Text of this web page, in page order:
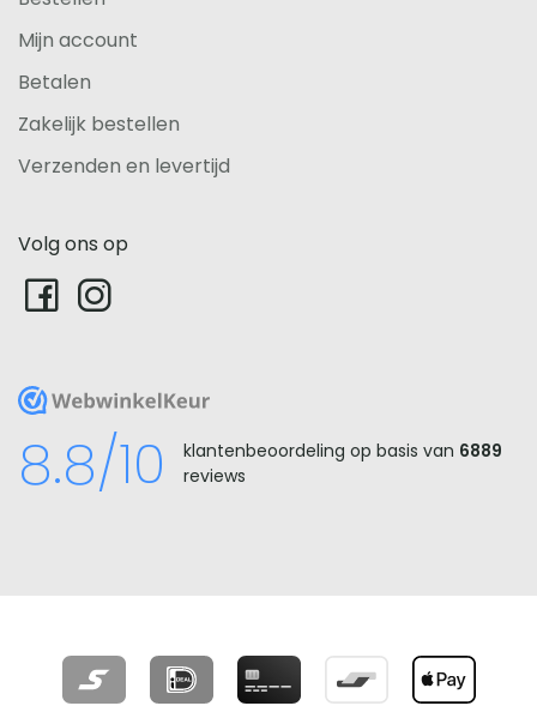
Mijn account
Betalen
Zakelijk bestellen
Verzenden en levertijd
Volg ons op
WebwinkelKeur
8.8/10 klantenbeoordeling op basis van 6889
reviews